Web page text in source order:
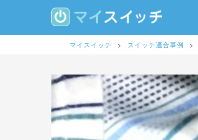
p
マイスイッチ > スイッチ適合事例 >